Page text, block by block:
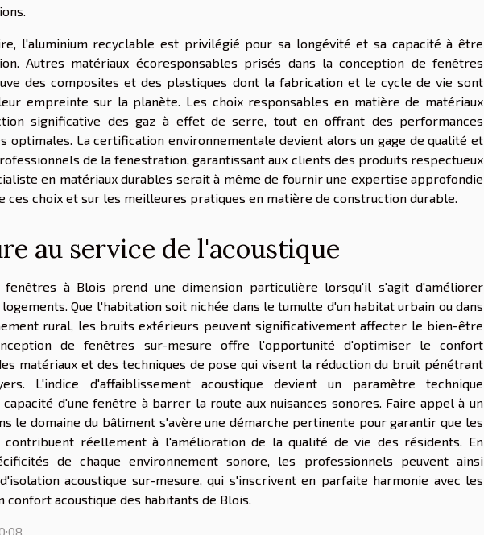
l'aluminium recyclable est privilégié pour sa longévité et sa capacité à être
Autres matériaux écoresponsables prisés dans la conception de fenêtres
des composites et des plastiques dont la fabrication et le cycle de vie sont
empreinte sur la planète. Les choix responsables en matière de matériaux
significative des gaz à effet de serre, tout en offrant des performances
optimales. La certification environnementale devient alors un gage de qualité et
de la fenestration, garantissant aux clients des produits respectueux
en matériaux durables serait à même de fournir une expertise approfondie
ces choix et sur les meilleures pratiques en matière de construction durable.
au service de l'acoustique
fenêtres à Blois prend une dimension particulière lorsqu'il s'agit d'améliorer
Que l'habitation soit nichée dans le tumulte d'un habitat urbain ou dans
rural, les bruits extérieurs peuvent significativement affecter le bien-être
de fenêtres sur-mesure offre l'opportunité d'optimiser le confort
matériaux et des techniques de pose qui visent la réduction du bruit pénétrant
L'indice d'affaiblissement acoustique devient un paramètre technique
d'une fenêtre à barrer la route aux nuisances sonores. Faire appel à un
le domaine du bâtiment s'avère une démarche pertinente pour garantir que les
contribuent réellement à l'amélioration de la qualité de vie des résidents. En
de chaque environnement sonore, les professionnels peuvent ainsi
acoustique sur-mesure, qui s'inscrivent en parfaite harmonie avec les
acoustique des habitants de Blois.